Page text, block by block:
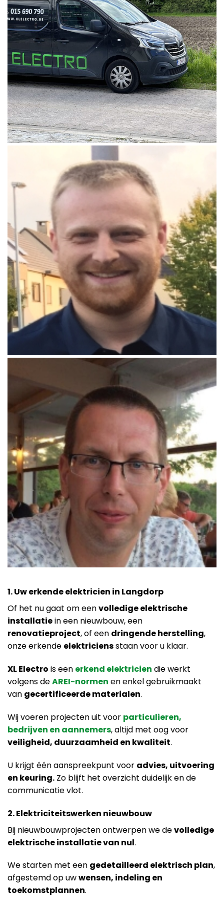
1. Uw erkende elektricien in Langdorp
Of het nu gaat om eenvolledige elektrische
installatiein een nieuwbouw, een
renovatieproject, of een dringende herstelling,
onze erkende elektriciensstaan voor u klaar.
XL Electro is een erkend elektricien die werkt
volgens deAREI-normen en enkel gebruikmaakt
van gecertificeerde materialen.
Wij voeren projecten uit voor particulieren,
bedrijven en aannemers, altijd met oog voor
veiligheid, duurzaamheid en kwaliteit.
U krijgt één aanspreekpunt voor advies, uitvoering
en keuring. Zo blijft het overzicht duidelijk en de
communicatie vlot.
2. Elektriciteitswerken nieuwbouw
Bij nieuwbouwprojecten ontwerpen we devolledige
elektrische installatie van nul.
We starten met een gedetailleerd elektrisch plan,
afgestemd op uwwensen, indeling en
toekomstplannen.